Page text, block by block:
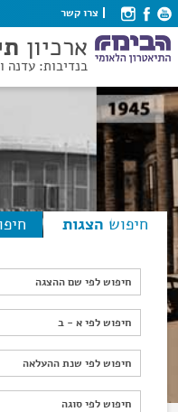
צרו קשר
ארכיון
בנדיבות: עדנה
חיפוש הצגות
חיפוש לפי שם ההצגה
חיפוש לפי א - ב
חיפוש לפי א - ב
חיפוש לפי שנת ההעלאה
חיפוש לפי שנת ההעלאה
חיפוש לפי סוגה
חיפוש לפי סוגה